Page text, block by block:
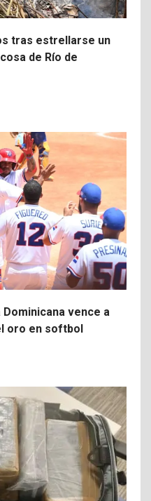
tras estrellarse un
de Río de
Dominicana vence a
oro en softbol